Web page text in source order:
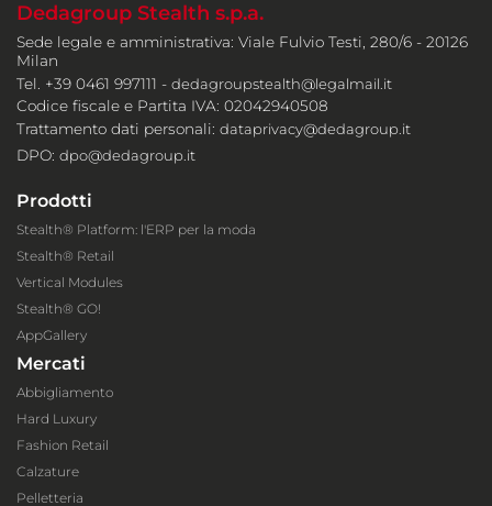
Dedagroup Stealth s.p.a.
Sede legale e amministrativa: Viale Fulvio Testi, 280/6 - 20126
Milan
Tel. +39 0461 997111 - dedagroupstealth@legalmail.it
Codice fiscale e Partita IVA: 02042940508
Trattamento dati personali: dataprivacy@dedagroup.it
DPO: dpo@dedagroup.it
Prodotti
Stealth® Platform: l'ERP per la moda
Stealth® Retail
Vertical Modules
Stealth® GO!
AppGallery
Mercati
Abbigliamento
Hard Luxury
Fashion Retail
Calzature
Pelletteria